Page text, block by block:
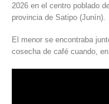
2026 en el centro poblado
provincia de Satipo (Junín)
El menor se encontraba
cosecha de café cuando,